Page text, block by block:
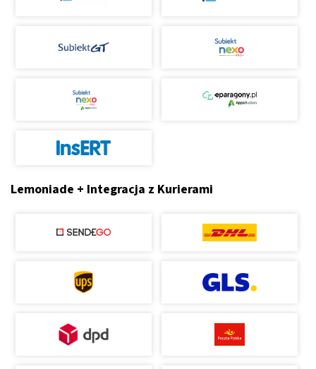
Lemoniade + Integracja z Kurierami